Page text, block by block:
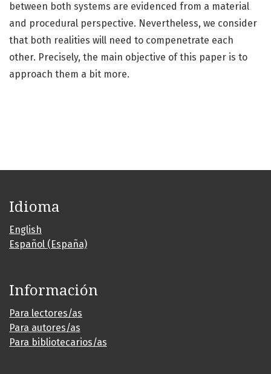
between both systems are evidenced from a material
and procedural perspective. Nevertheless, we consider
that both realities will need to compenetrate each
other. Precisely, the main objective of this paper is to
approach them a bit more.
Idioma
English
Español (España)
Información
Para lectores/as
Para autores/as
Para bibliotecarios/as